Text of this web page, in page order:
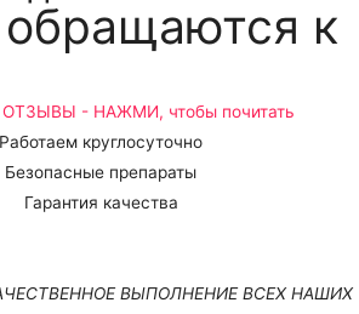
к
- НАЖМИ, чтобы почитать
Работаем круглосуточно
Безопасные препараты
Гарантия качества
ВЫПОЛНЕНИЕ ВСЕХ НАШИХ